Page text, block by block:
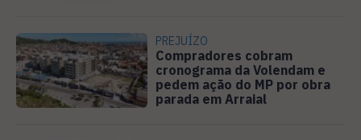
PREJUÍZO
Compradores cobram
cronograma da Volendam e
pedem ação do MP por obra
parada em Arraial